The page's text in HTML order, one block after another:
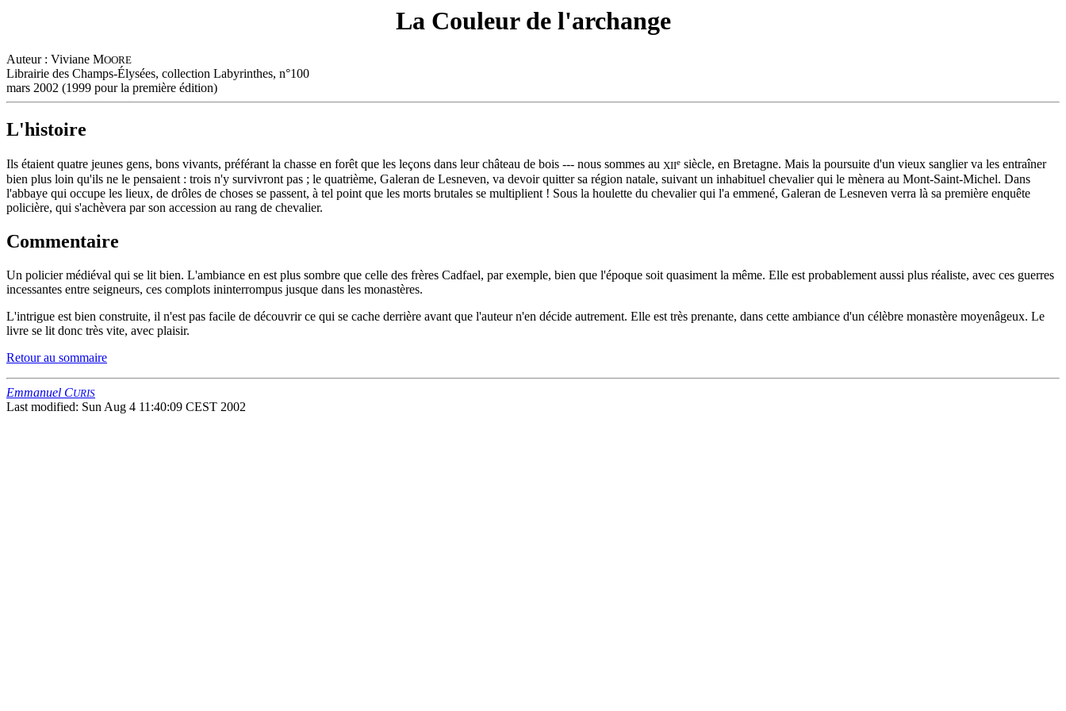
La Couleur de l'archange
Auteur : Viviane MOORE
Librairie des Champs-Élysées, collection Labyrinthes, n°100
mars 2002 (1999 pour la première édition)
L'histoire
Ils étaient quatre jeunes gens, bons vivants, préférant la chasse en forêt que les leçons dans leur château de bois --- nous sommes au XIIe siècle, en Bretagne. Mais la poursuite d'un vieux sanglier va les entraîner
bien plus loin qu'ils ne le pensaient : trois n'y survivront pas ; le quatrième, Galeran de Lesneven, va devoir quitter sa région natale, suivant un inhabituel chevalier qui le mènera au Mont-Saint-Michel. Dans
l'abbaye qui occupe les lieux, de drôles de choses se passent, à tel point que les morts brutales se multiplient ! Sous la houlette du chevalier qui l'a emmené, Galeran de Lesneven verra là sa première enquête
policière, qui s'achèvera par son accession au rang de chevalier.
Commentaire
Un policier médiéval qui se lit bien. L'ambiance en est plus sombre que celle des frères Cadfael, par exemple, bien que l'époque soit quasiment la même. Elle est probablement aussi plus réaliste, avec ces guerres
incessantes entre seigneurs, ces complots ininterrompus jusque dans les monastères.
L'intrigue est bien construite, il n'est pas facile de découvrir ce qui se cache derrière avant que l'auteur n'en décide autrement. Elle est très prenante, dans cette ambiance d'un célèbre monastère moyenâgeux. Le
livre se lit donc très vite, avec plaisir.
Retour au sommaire
Emmanuel CURIS
Last modified: Sun Aug 4 11:40:09 CEST 2002